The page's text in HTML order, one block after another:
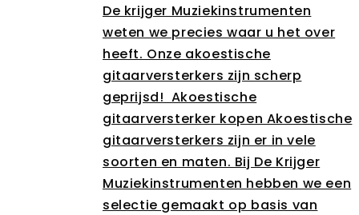
De krijger Muziekinstrumenten
weten we precies waar u het over
heeft. Onze akoestische
gitaarversterkers zijn scherp
geprijsd! Akoestische
gitaarversterker kopen Akoestische
gitaarversterkers zijn er in vele
soorten en maten. Bij De Krijger
Muziekinstrumenten hebben we een
selectie gemaakt op basis van